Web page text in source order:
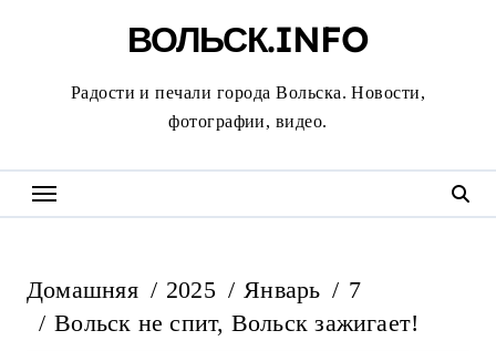
ВОЛЬСК.INFO
Радости и печали города Вольска. Новости,
фотографии, видео.
Домашняя 2025 Январь
7
Вольск не спит, Вольск зажигает!